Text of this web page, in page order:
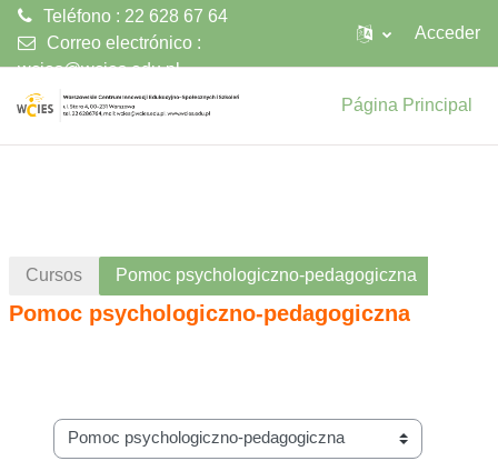
Teléfono : 22 628 67 64
Correo electrónico :
wcies@wcies.edu.pl
Acceder
Página Principal
Cursos Pomoc psychologiczno-pedagogiczna
Pomoc psychologiczno-pedagogiczna
Categorías